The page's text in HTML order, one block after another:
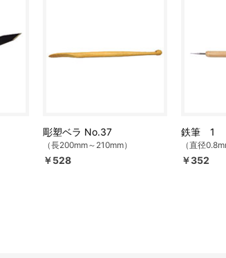
彫塑ベラ No.37
（長200mm～210mm）
￥528
鉄筆 1
（直径
￥352